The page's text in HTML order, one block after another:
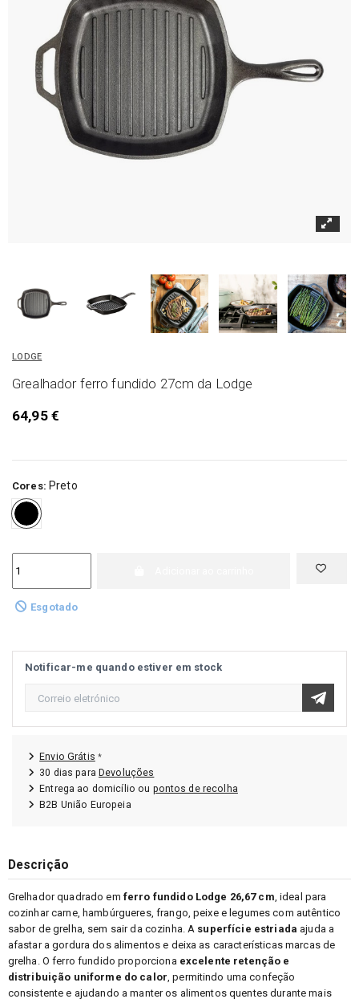
LODGE
Grealhador ferro fundido 27cm da Lodge
64,95 €
Cores: Preto
Preto
Esgotado
Notificar-me quando estiver em stock
Envio Grátis *
30 dias para Devoluções
Entrega ao domicílio ou pontos de recolha
B2B União Europeia
Descrição
Grelhador quadrado em ferro fundido Lodge 26,67 cm, ideal para
cozinhar carne, hambúrgueres, frango, peixe e legumes com autêntico
sabor de grelha, sem sair da cozinha. A superfície estriada ajuda a
afastar a gordura dos alimentos e deixa as características marcas de
grelha. O ferro fundido proporciona excelente retenção e
distribuição uniforme do calor, permitindo uma confeção
consistente e ajudando a manter os alimentos quentes durante mais